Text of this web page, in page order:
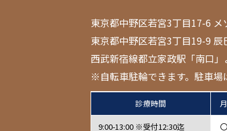
東京都中野区若宮3丁目17-6
東京都中野区若宮3丁目19-9 辰
西武新宿線都立家政駅「南口」
※自転車駐輪できます。駐車場
診療時間 月
9:00-13:00 ※受付12:30迄 〇